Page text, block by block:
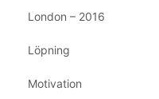
London – 2016
Löpning
Motivation